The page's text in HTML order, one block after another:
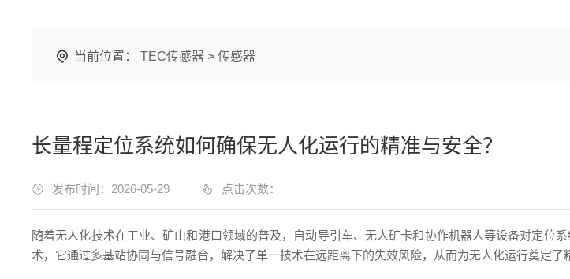
当前位置： TEC传感器 > 传感器
长量程定位系统如何确保无人化运行的精准与安全？
发布时间：2026-05-29 点击次数：
随着无人化技术在工业、矿山和港口领域的普及，自动导引车、无人矿卡和协作机器人等设备对定位
术，它通过多基站协同与信号融合，解决了单一技术在远距离下的失效风险，从而为无人化运行奠定了